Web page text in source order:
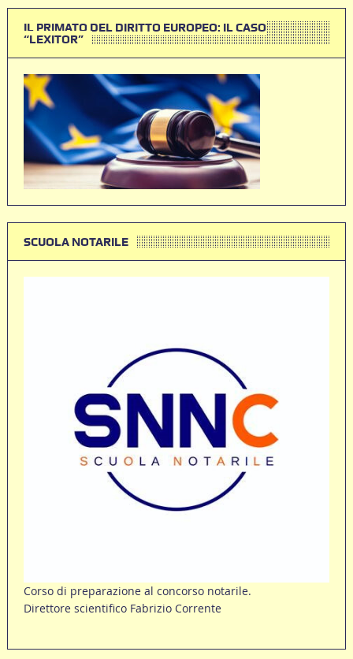
IL PRIMATO DEL DIRITTO EUROPEO: IL CASO
“LEXITOR”
SCUOLA NOTARILE
Corso di preparazione al concorso notarile.
Direttore scientifico Fabrizio Corrente